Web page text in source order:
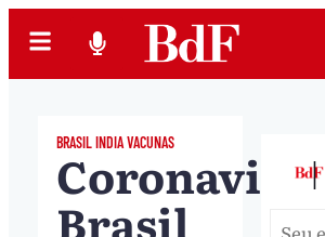
BRASIL INDIA VACUNAS
Coronavirus:
Brasil
|